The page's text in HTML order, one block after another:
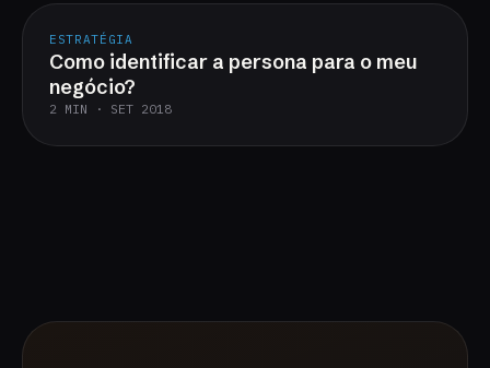
ESTRATÉGIA
Como identificar a persona para o meu
negócio?
2 MIN · SET 2018